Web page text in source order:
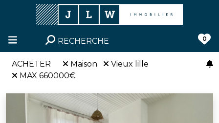
RECHERCHE 0
ACHETER Maison
Vieux lille
MAX 660000€